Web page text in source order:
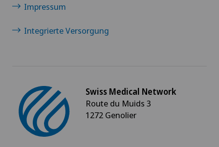
Impressum
Integrierte Versorgung
Swiss Medical Network
Route du Muids 3
1272 Genolier